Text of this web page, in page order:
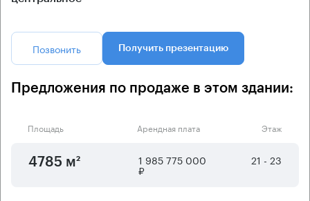
Позвонить Получить презентацию
Предложения по продаже в этом здании:
Площадь Арендная плата Этаж
4785 м² 1 985 775 000
₽
21 - 23